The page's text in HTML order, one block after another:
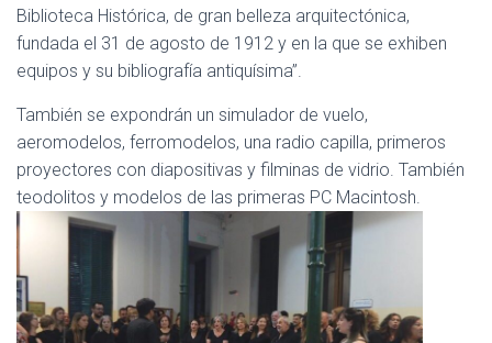
Biblioteca Histórica, de gran belleza arquitectónica,
fundada el 31 de agosto de 1912 y en la que se exhiben
equipos y su bibliografía antiquísima”.
También se expondrán un simulador de vuelo,
aeromodelos, ferromodelos, una radio capilla, primeros
proyectores con diapositivas y filminas de vidrio. También
teodolitos y modelos de las primeras PC Macintosh.